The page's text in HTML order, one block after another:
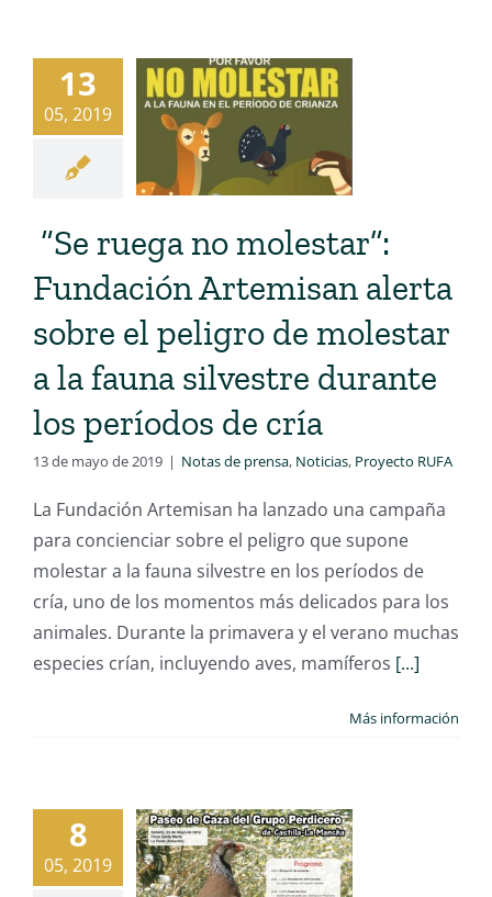
13
05, 2019
“Se ruega no molestar”:
Fundación Artemisan alerta
sobre el peligro de molestar
a la fauna silvestre durante
los períodos de cría
13 de mayo de 2019 | Notas de prensa, Noticias, Proyecto RUFA
La Fundación Artemisan ha lanzado una campaña
para concienciar sobre el peligro que supone
molestar a la fauna silvestre en los períodos de
cría, uno de los momentos más delicados para los
animales. Durante la primavera y el verano muchas
especies crían, incluyendo aves, mamíferos [...]
Más información
8
05, 2019